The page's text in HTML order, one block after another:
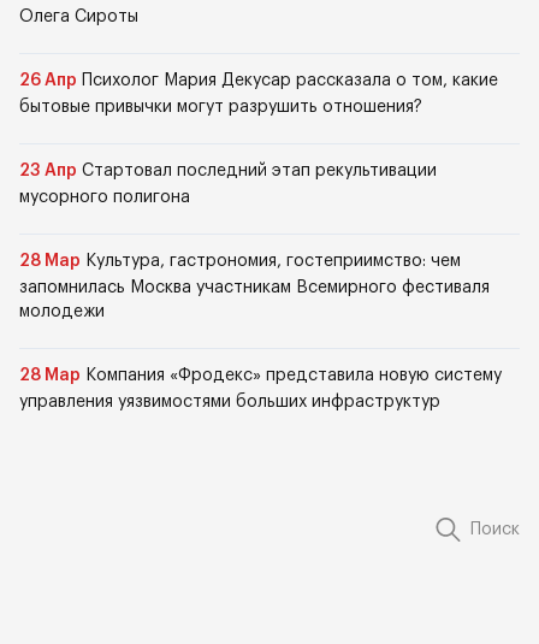
Олега Сироты
26 Апр
Психолог Мария Декусар рассказала о том, какие
бытовые привычки могут разрушить отношения?
23 Апр Стартовал последний этап рекультивации
мусорного полигона
28 Мар Культура, гастрономия, гостеприимство: чем
запомнилась Москва участникам Всемирного фестиваля
молодежи
28 Мар Компания «Фродекс» представила новую систему
управления уязвимостями больших инфраструктур
Поиск